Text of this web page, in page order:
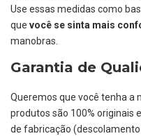
Use essas medidas como
que você se sinta mais
manobras.
Garantia de
Queremos que você tenha a
produtos são 100% originais
de fabricação